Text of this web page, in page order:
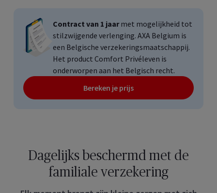
Contract van 1 jaarmet mogelijkheid tot
stilzwijgende verlenging. AXA Belgium is
een Belgische verzekeringsmaatschappij.
Het product Comfort Privéleven is
onderworpen aan het Belgisch recht.
Bereken je prijs
Dagelijks beschermd met de
familiale verzekering